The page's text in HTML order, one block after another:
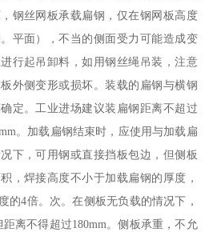
钢丝网板承载扁钢，仅在钢网板高度
平面），不当的侧面受力可能造成变
行起吊卸料，如用钢丝绳吊装，注意
外侧变形或损坏。装载的扁钢与横钢
定。工业进场建议装扁钢距离不超过
。加载扁钢结束时，应使用与加载扁
下，可用钢或直接挡板包边，但侧板
，焊接高度不小于加载扁钢的厚度，
的4倍。次。在侧板无负载的情况下，
离不得超过180mm。侧板承重，不允